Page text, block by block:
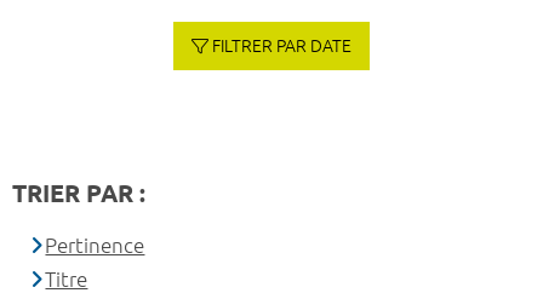
FILTRER PAR DATE
TRIER PAR :
Pertinence
Titre